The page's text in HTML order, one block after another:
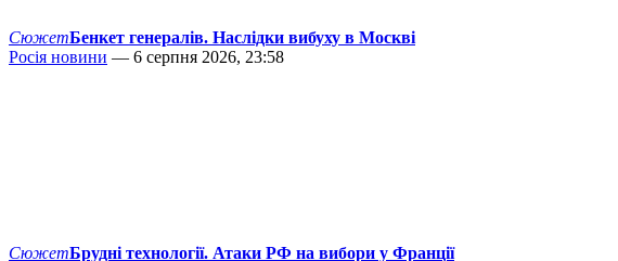
СюжетБенкет генералів. Наслідки вибуху в Москві
Росія новини — 6 серпня 2026, 23:58
СюжетБрудні технології. Атаки РФ на вибори у Франції